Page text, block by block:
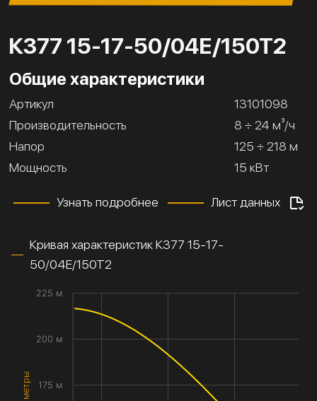
К377 15-17-50/04Е/150Т2
Общие характеристики
Артикул
13101098
Производительность
8 ÷ 24 м³/ч
Напор
125 ÷ 218 м
Мощность
15 кВт
Узнать подробнее Лист данных
Кривая характеристик К377 15-17-
50/04Е/150Т2
200 м
175 м
225 м